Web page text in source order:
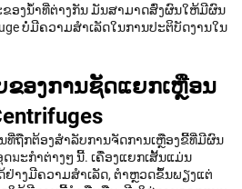
ງນ້ຳທີ່ຕ່າງກັນ ມັນສາມາດສົ່ງຜົນໃຫ້ມີຜົນ
ບໍ່ມີຄວາມສຳເລັດໃນການປະຕິບັດງານໃນ
ອງການຊັດແຍກເຫຼືອນ
ທີ່ຖືກຕ້ອງສຳລັບການຈັດການເຫຼືອງຂີ້ທີ່ມີຜົນ
มະກຳຕ່າງໆ ນີ້. ເຄື່ອງແຍກເສັ້ນແມ່ນ
າງມີຄວາມສຳເລັດ, ຕຳຫຼວດຂຶ້ນພຽງແຕ່